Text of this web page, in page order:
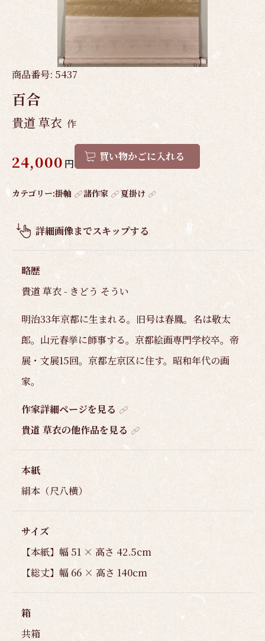
商品番号: 5437
百合
貴道 草衣 作
24,000 円
買い物かごに入れる
作
概
要
カテゴリー:掛軸 諸作家 夏掛け
詳細画像までスキップする
略歴
貴道 草衣 - きどう そうい
明治33年京都に生まれる。旧号は春鳳。名は敬太
郎。山元春挙に師事する。京都絵画専門学校卒。帝
展・文展15回。京都左京区に住す。昭和年代の画
家。
作家詳細ページを見る
貴道 草衣の他作品を見る
本紙
絹本（尺八横）
サイズ
【本紙】幅 51 × 高さ 42.5cm
【総丈】幅 66 × 高さ 140cm
箱
共箱